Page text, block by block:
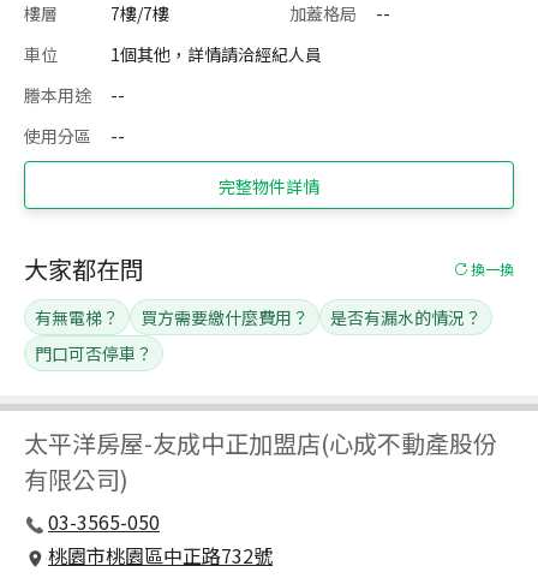
樓層
7樓/7樓 加蓋格局
--
車位
1個其他，詳情請洽經紀人員
謄本用途
--
使用分區
--
完整物件詳情
太平洋房屋-友成中正加盟店(心成不動產股份
有限公司)
03-3565-050
桃園市桃園區中正路732號
大家都在問 換一換
有無電梯？ 買方需要繳什麼費用？
是否有漏水的情況？
門口可否停車？